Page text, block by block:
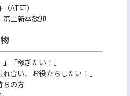
AT可）
二新卒歓迎
「稼ぎたい！」
合い、お役立ちしたい！」
ちの方